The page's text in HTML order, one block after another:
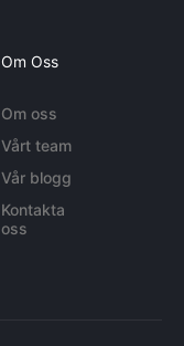
Om Oss
Om oss
Vårt team
Vår blogg
Kontakta
oss